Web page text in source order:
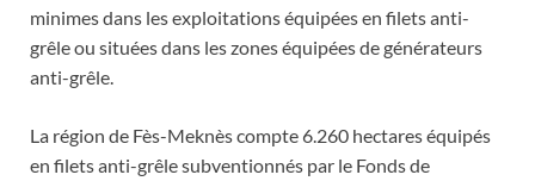
minimes dans les exploitations équipées en filets anti-
grêle ou situées dans les zones équipées de générateurs
anti-grêle.
La région de Fès-Meknès compte 6.260 hectares équipés
en filets anti-grêle subventionnés par le Fonds de